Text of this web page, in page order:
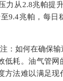
力从2.8兆帕提
9.4兆帕，每日
注：如何在确保
低耗。油气管网
方法难以满足现